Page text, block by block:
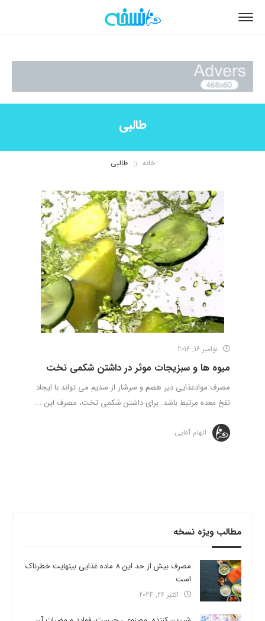
طالبی
خانه طالبی
نوامبر 16, 2016
میوه ها و سبزیجات موثر در داشتن شکمی تخت
مصرف موادغذایی دیر هضم و سرشار از سدیم می تواند با ایجاد
نفخ معده مرتبط باشد. برای داشتن شکمی تخت، مصرف این ...
الهام آقایی
مطالب ویژه نسخه
مصرف بیش از حد این 8 ماده غذایی بینهایت خطرناک
است
اکتبر 26, 2024